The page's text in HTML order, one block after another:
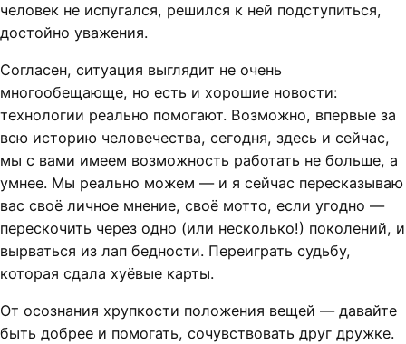
человек не испугался, решился к ней подступиться,
достойно уважения.
Согласен, ситуация выглядит не очень
многообещающе, но есть и хорошие новости:
технологии реально помогают. Возможно, впервые за
всю историю человечества, сегодня, здесь и сейчас,
мы с вами имеем возможность работать не больше, а
умнее. Мы реально можем — и я сейчас пересказываю
вас своё личное мнение, своё мотто, если угодно —
перескочить через одно (или несколько!) поколений, и
вырваться из лап бедности. Переиграть судьбу,
которая сдала хуёвые карты.
От осознания хрупкости положения вещей — давайте
быть добрее и помогать, сочувствовать друг дружке.